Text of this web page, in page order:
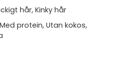
hår, Kinky hår
protein, Utan kokos,